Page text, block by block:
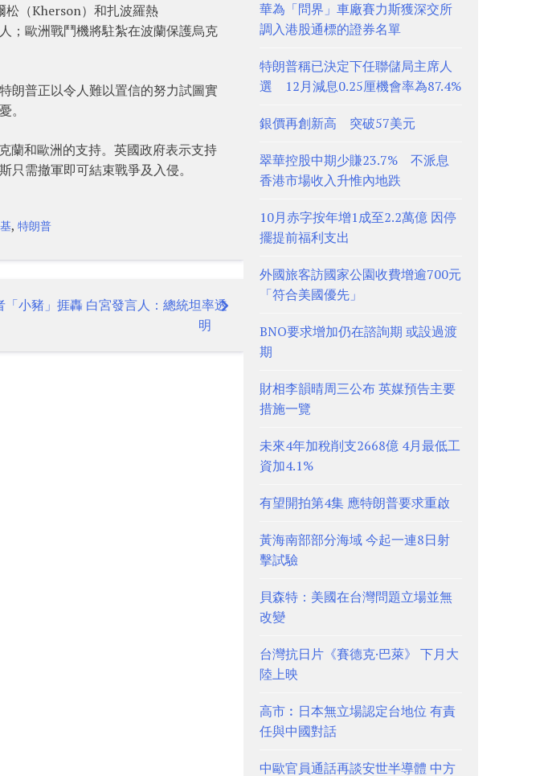
松（Kherson）和扎波羅熱
；歐洲戰鬥機將駐紮在波蘭保護烏克
朗普正以令人難以置信的努力試圖實
。
蘭和歐洲的支持。英國政府表示支持
需撤軍即可結束戰爭及入侵。
,特朗普
「小豬」捱轟 白宮發言人：總統坦率透
明
華為「問界」車廠賽力斯獲深交所
調入港股通標的證券名單
特朗普稱已決定下任聯儲局主席人
選 12月減息0.25厘機會率為87.4%
銀價再創新高 突破57美元
翠華控股中期少賺23.7% 不派息
香港市場收入升惟內地跌
10月赤字按年增1成至2.2萬億 因停
擺提前福利支出
外國旅客訪國家公園收費增逾700元
「符合美國優先」
BNO要求增加仍在諮詢期 或設過渡
期
財相李韻晴周三公布 英媒預告主要
措施一覽
未來4年加稅削支2668億 4月最低工
資加4.1%
有望開拍第4集 應特朗普要求重啟
黃海南部部分海域 今起一連8日射
擊試驗
貝森特：美國在台灣問題立場並無
改變
台灣抗日片《賽德克·巴萊》 下月大
陸上映
高市︰日本無立場認定台地位 有責
任與中國對話
中歐官員通話再談安世半導體 中方